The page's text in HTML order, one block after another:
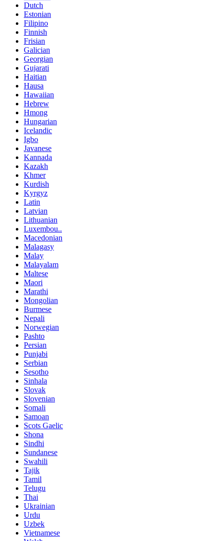
Dutch
Estonian
Filipino
Finnish
Frisian
Galician
Georgian
Gujarati
Haitian
Hausa
Hawaiian
Hebrew
Hmong
Hungarian
Icelandic
Igbo
Javanese
Kannada
Kazakh
Khmer
Kurdish
Kyrgyz
Latin
Latvian
Lithuanian
Luxembou..
Macedonian
Malagasy
Malay
Malayalam
Maltese
Maori
Marathi
Mongolian
Burmese
Nepali
Norwegian
Pashto
Persian
Punjabi
Serbian
Sesotho
Sinhala
Slovak
Slovenian
Somali
Samoan
Scots Gaelic
Shona
Sindhi
Sundanese
Swahili
Tajik
Tamil
Telugu
Thai
Ukrainian
Urdu
Uzbek
Vietnamese